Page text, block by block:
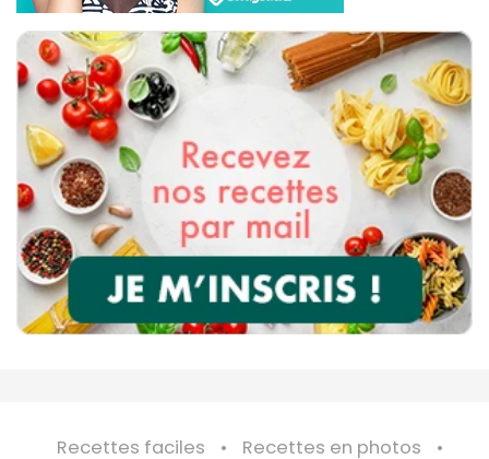
Recettes faciles Recettes en photos